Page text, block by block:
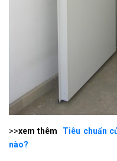
>>xem thêm
Tiêu chuẩn
nào?